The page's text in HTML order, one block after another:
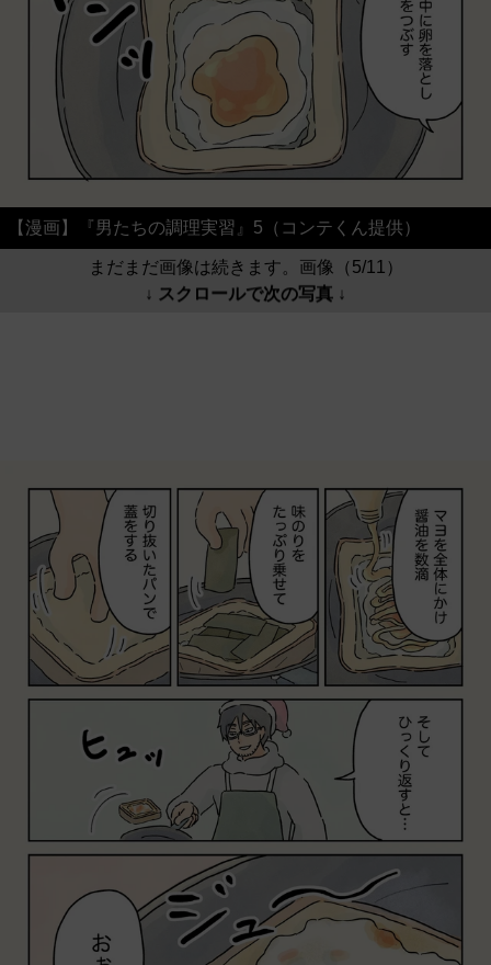
【漫画】『男たちの調理実習』5（コンテくん提供）
まだまだ画像は続きます。画像（5/11）
↓ スクロールで次の写真 ↓